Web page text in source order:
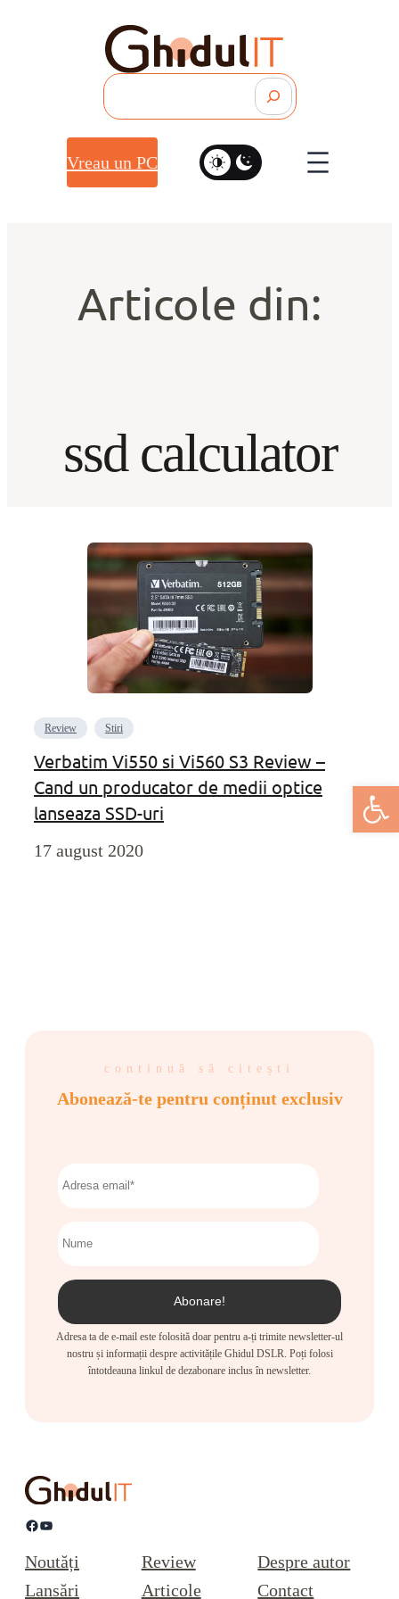
Deschide
Vreau un PC
Articole din:
ssd calculator
Review Stiri
Verbatim Vi550 si Vi560 S3 Review –
Cand un producator de medii optice
lanseaza SSD-uri
17 august 2020
continuă să citești
Abonează-te pentru conținut exclusiv
Adresa ta de e-mail este folosită doar pentru a-ți trimite newsletter-ul
nostru și informații despre activitățile Ghidul DSLR. Poți folosi
întotdeauna linkul de dezabonare inclus în newsletter.
Facebook YouTube
Noutăți
Lansări
Review
Articole
Despre autor
Contact